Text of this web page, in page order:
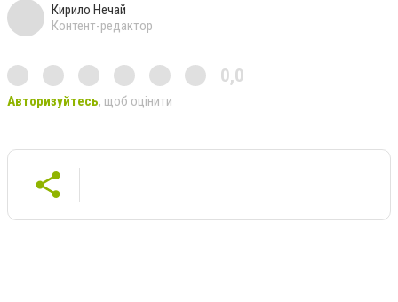
Кирило Нечай
Контент-редактор
0,0
Авторизуйтесь, щоб оцінити